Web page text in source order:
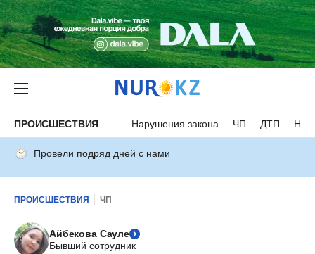
ПРОИСШЕСТВИЯ Нарушения закона ЧП ДТП
Провели подряд дней с нами
ПРОИСШЕСТВИЯ ЧП
Айбекова Сауле
Бывший сотрудник